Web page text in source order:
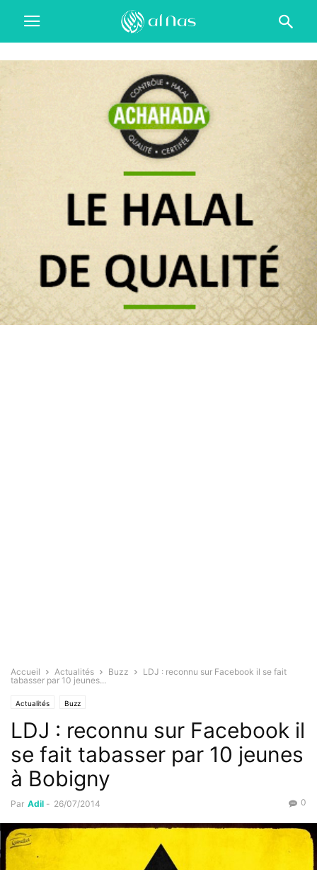
Accueil Actualités Buzz
LDJ : reconnu sur Facebook il se fait
tabasser par 10 jeunes...
Actualités Buzz
LDJ : reconnu sur Facebook il
se fait tabasser par 10 jeunes
à Bobigny
Par Adil - 26/07/2014 0